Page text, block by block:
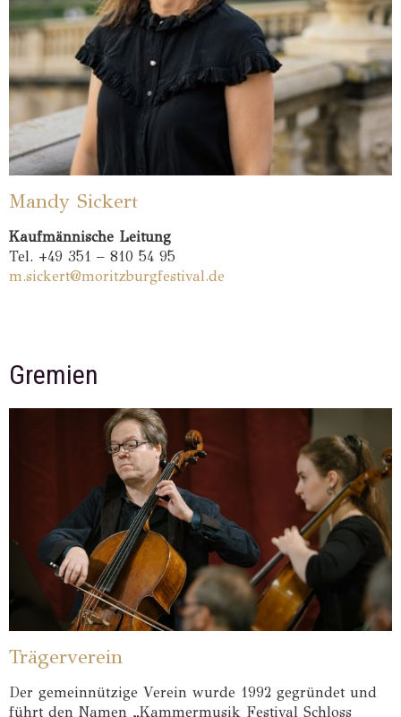
Mandy Sickert
Kaufmännische Leitung
Tel. +49 351 – 810 54 95
m.sickert@moritzburgfestival.de
Gremien
Trägerverein
Der gemeinnützige Verein wurde 1992 gegründet und
führt den Namen „Kammermusik Festival Schloss